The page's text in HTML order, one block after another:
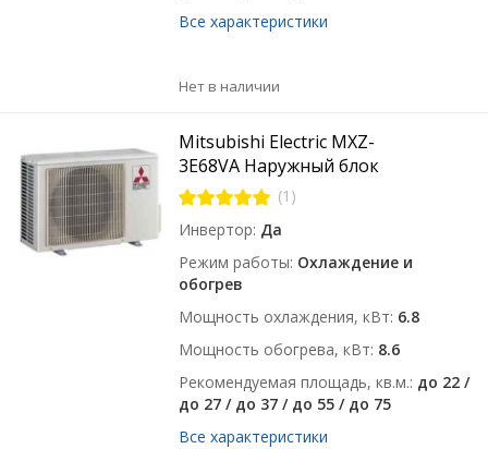
Все характеристики
Нет в наличии
Mitsubishi Electric MXZ-
3E68VA Наружный блок
(1)
Инвертор Да
Режим работы Охлаждение и
обогрев
Мощность охлаждения, кВт 6.8
Мощность обогрева, кВт 8.6
Рекомендуемая площадь, кв.м. до 22 /
до 27 / до 37 / до 55 / до 75
Все характеристики